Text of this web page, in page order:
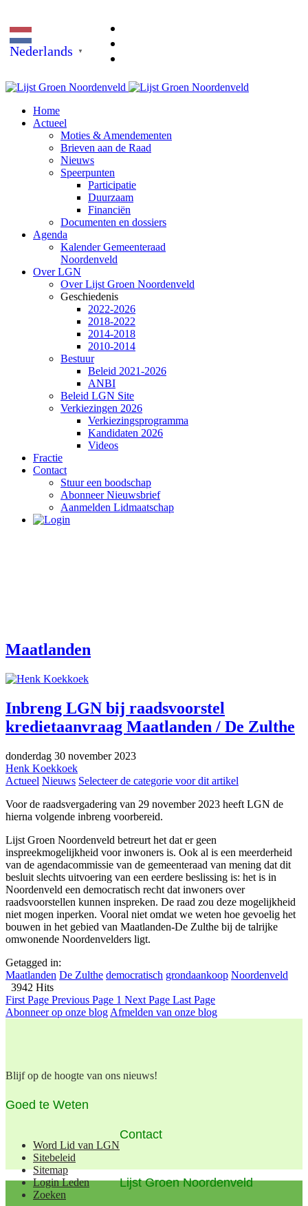
Nederlands ▼
Home
Actueel
Moties & Amendementen
Brieven aan de Raad
Nieuws
Speerpunten
Participatie
Duurzaam
Financiën
Documenten en dossiers
Agenda
Kalender Gemeenteraad
Noordenveld
Over LGN
Over Lijst Groen Noordenveld
Geschiedenis
2022-2026
2018-2022
2014-2018
2010-2014
Bestuur
Beleid 2021-2026
ANBI
Beleid LGN Site
Verkiezingen 2026
Verkiezingsprogramma
Kandidaten 2026
Videos
Fractie
Contact
Stuur een boodschap
Abonneer Nieuwsbrief
Aanmelden Lidmaatschap
Maatlanden
Inbreng LGN bij raadsvoorstel
kredietaanvraag Maatlanden / De Zulthe
donderdag 30 november 2023
Henk Koekkoek
Actueel Nieuws Selecteer de categorie voor dit artikel
Voor de raadsvergadering van 29 november 2023 heeft LGN de
hierna volgende inbreng voorbereid.
Lijst Groen Noordenveld betreurt het dat er geen
inspreekmogelijkheid voor inwoners is. Ook al is een meerderheid
van de agendacommissie van de gemeenteraad van mening dat dit
besluit slechts uitvoering van een eerdere beslissing is: het is in
Noordenveld een democratisch recht dat inwoners over
raadsvoorstellen kunnen inspreken. De raad zou deze mogelijkheid
niet mogen inperken. Vooral niet omdat we weten hoe gevoelig het
bouwen in het gebied van Maatlanden-De Zulthe bij de talrijke
omwonende Noordenvelders ligt.
Getagged in:
Maatlanden De Zulthe democratisch grondaankoop Noordenveld
3942 Hits
First Page Previous Page 1 Next Page Last Page
Abonneer op onze blog Afmelden van onze blog
Blijf op de hoogte van ons nieuws!
Goed te Weten
Word Lid van LGN
Sitebeleid
Sitemap
Login Leden
Zoeken
Contact
Lijst Groen Noordenveld